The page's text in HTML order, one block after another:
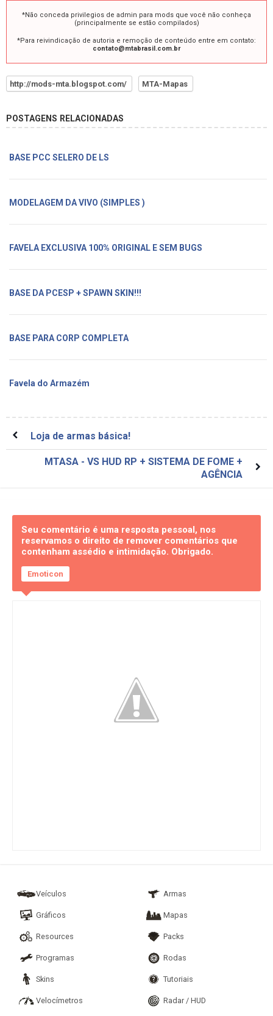
*Não conceda privilegios de admin para mods que você não conheça
(principalmente se estão compilados)
*Para reivindicação de autoria e remoção de conteúdo entre em contato:
contato@mtabrasil.com.br
http://mods-mta.blogspot.com/ MTA-Mapas
POSTAGENS RELACIONADAS
BASE PCC SELERO DE LS
MODELAGEM DA VIVO (SIMPLES )
FAVELA EXCLUSIVA 100% ORIGINAL E SEM BUGS
BASE DA PCESP + SPAWN SKIN!!!
BASE PARA CORP COMPLETA
Favela do Armazém
Loja de armas básica!
MTASA - VS HUD RP + SISTEMA DE FOME +
AGÊNCIA
Seu comentário é uma resposta pessoal, nos
reservamos o direito de remover comentários que
contenham assédio e intimidação. Obrigado.
Emoticon
Veículos Armas
Gráficos Mapas
Resources Packs
Programas Rodas
Skins Tutoriais
Velocímetros Radar / HUD